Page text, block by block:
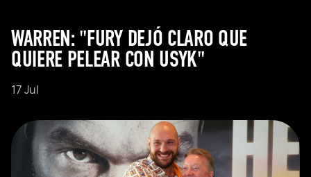
WARREN: "FURY DEJÓ CLARO QUE
QUIERE PELEAR CON USYK"
17 Jul